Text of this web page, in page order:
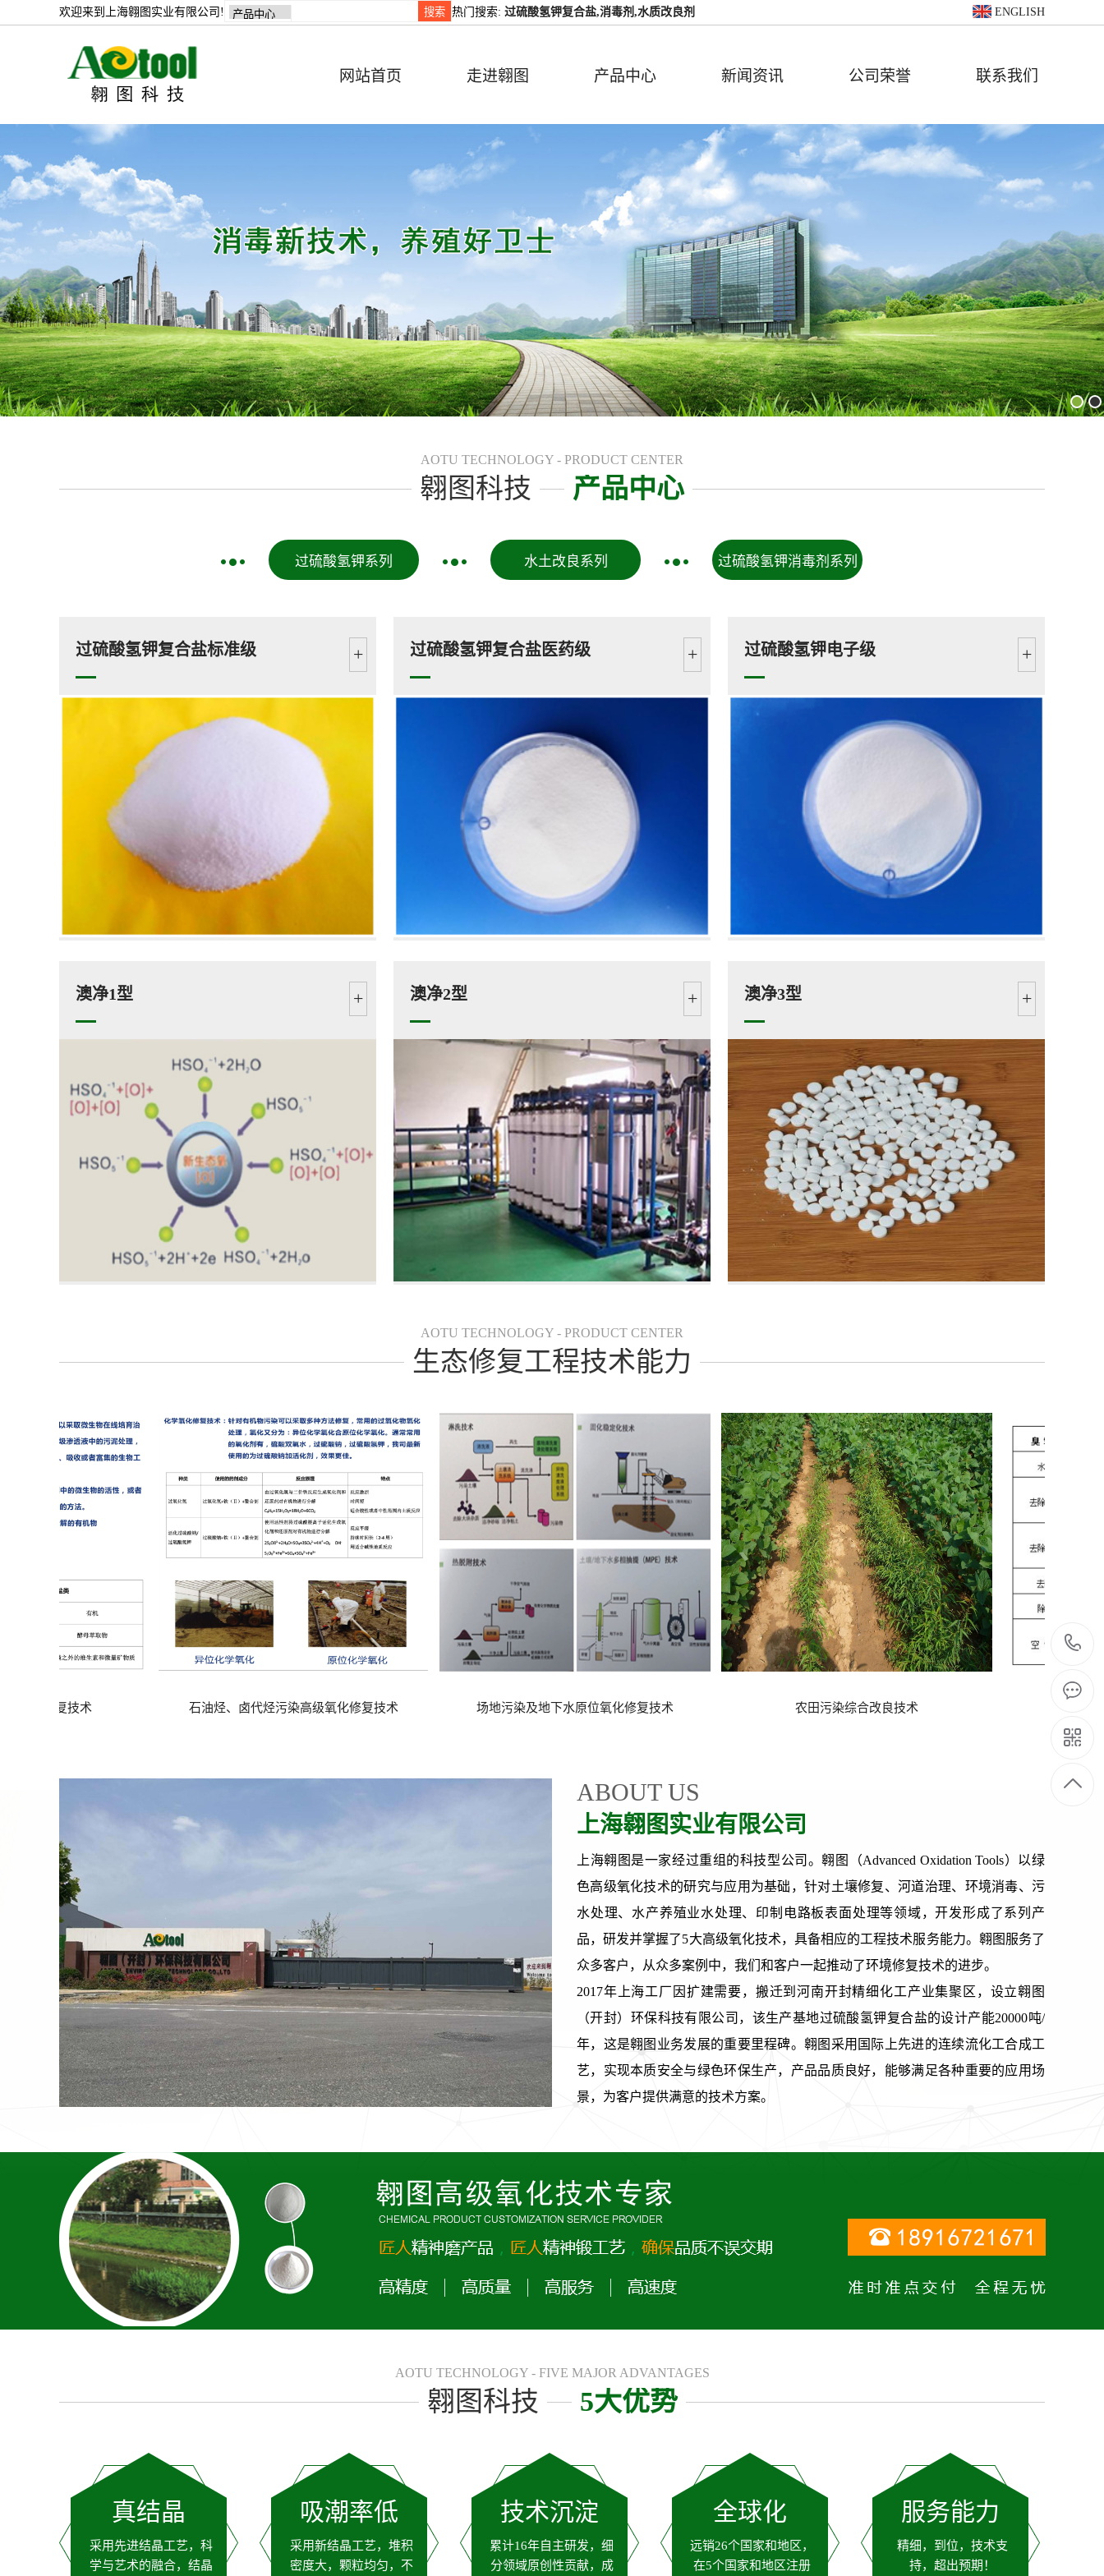
欢迎来到上海翱图实业有限公司! 热门搜索: 过硫酸氢钾复合盐,消毒剂,水质改良剂 ENGLISH
网站首页 走进翱图 产品中心 新闻资讯 公司荣誉 联系我们
AOTU TECHNOLOGY - PRODUCT CENTER
翱图科技 产品中心
过硫酸氢钾系列 水土改良系列 过硫酸氢钾消毒剂系列
+
过硫酸氢钾复合盐标准级 +
过硫酸氢钾复合盐医药级 +
过硫酸氢钾电子级
+
澳净1型 +
澳净2型 +
澳净3型
AOTU TECHNOLOGY - PRODUCT CENTER
生态修复工程技术能力
烃污染高级氧化修复技术 场地污染及地下水原位氧化修复技术 农田污染综合改良技术 新型臭氧氧化一体化处理技术
ABOUT US
上海翱图实业有限公司
上海翱图是一家经过重组的科技型公司。翱图（Advanced Oxidation Tools）以绿
色高级氧化技术的研究与应用为基础，针对土壤修复、河道治理、环境消毒、污
水处理、水产养殖业水处理、印制电路板表面处理等领域，开发形成了系列产
品，研发并掌握了5大高级氧化技术，具备相应的工程技术服务能力。翱图服务了
众多客户，从众多案例中，我们和客户一起推动了环境修复技术的进步。
2017年上海工厂因扩建需要，搬迁到河南开封精细化工产业集聚区，设立翱图
（开封）环保科技有限公司，该生产基地过硫酸氢钾复合盐的设计产能20000吨/
年，这是翱图业务发展的重要里程碑。翱图采用国际上先进的连续流化工合成工
艺，实现本质安全与绿色环保生产，产品品质良好，能够满足各种重要的应用场
景，为客户提供满意的技术方案。
AOTU TECHNOLOGY - FIVE MAJOR ADVANTAGES
翱图科技 5大优势
真结晶
采用先进结晶工艺，科
学与艺术的融合，结晶
吸潮率低
采用新结晶工艺，堆积
密度大，颗粒均匀，不
技术沉淀
累计16年自主研发，细
分领域原创性贡献，成
全球化
远销26个国家和地区，
在5个国家和地区注册
服务能力
精细，到位，技术支
持，超出预期！